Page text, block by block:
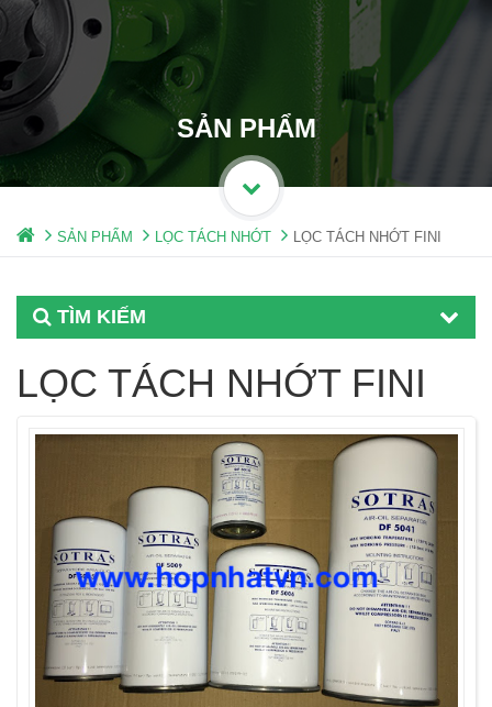
SẢN PHẨM
SẢN PHẨM LỌC TÁCH NHỚT LỌC TÁCH NHỚT FINI
TÌM KIẾM
LỌC TÁCH NHỚT FINI